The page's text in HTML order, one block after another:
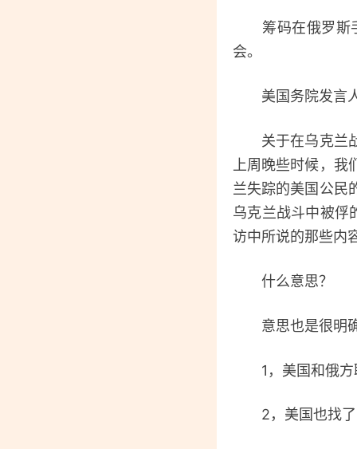
筹码在俄罗斯手
会。
美国务院发言人
关于在乌克兰战
上周晚些时候，
兰失踪的美国公民
乌克兰战斗中被俘
访中所说的那些内
什么意思？
意思也是很明
1，美国和俄方
2，美国也找了